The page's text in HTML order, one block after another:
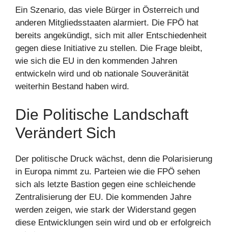
Ein Szenario, das viele Bürger in Österreich und
anderen Mitgliedsstaaten alarmiert. Die FPÖ hat
bereits angekündigt, sich mit aller Entschiedenheit
gegen diese Initiative zu stellen. Die Frage bleibt,
wie sich die EU in den kommenden Jahren
entwickeln wird und ob nationale Souveränität
weiterhin Bestand haben wird.
Die Politische Landschaft
Verändert Sich
Der politische Druck wächst, denn die Polarisierung
in Europa nimmt zu. Parteien wie die FPÖ sehen
sich als letzte Bastion gegen eine schleichende
Zentralisierung der EU. Die kommenden Jahre
werden zeigen, wie stark der Widerstand gegen
diese Entwicklungen sein wird und ob er erfolgreich